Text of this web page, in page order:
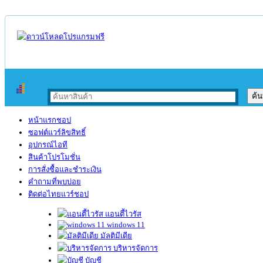
หน้าแรกชอป
ซอฟต์แวร์ลิขสิทธิ์
อุปกรณ์ไอที
สินค้าโปรโมชั่น
การสั่งซื้อและชำระเงิน
คำถามที่พบบ่อย
ติดต่อไทยแวร์ชอป
แอนตี้ไวรัส
windows 11
มัลติมีเดีย
บริหารจัดการ
บัญชี